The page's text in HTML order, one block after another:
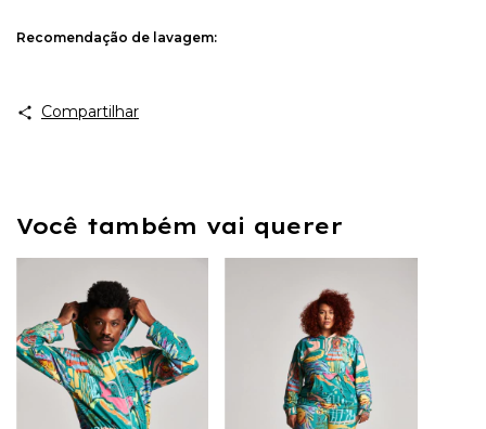
Recomendação de lavagem:
Compartilhar
Você também vai querer